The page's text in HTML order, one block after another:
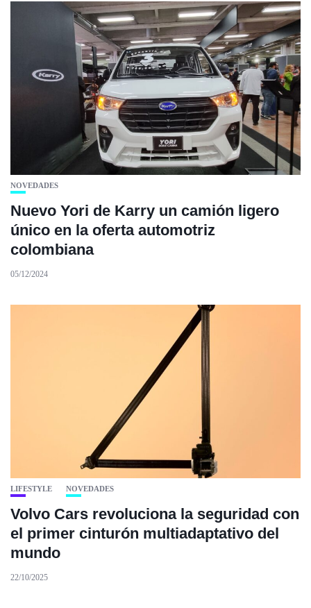
NOVEDADES
Nuevo Yori de Karry un camión ligero
único en la oferta automotriz
colombiana
05/12/2024
LIFESTYLE NOVEDADES
Volvo Cars revoluciona la seguridad con
el primer cinturón multiadaptativo del
mundo
22/10/2025